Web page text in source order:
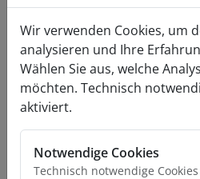
Zurück
Wir verwenden Cookies, um
analysieren und Ihre
Wählen Sie aus, welche
möchten. Technisch
aktiviert.
Notwendige Cookies
Technisch notwendige